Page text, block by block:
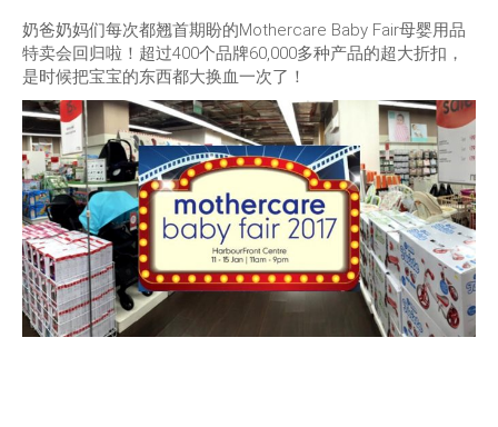
奶爸奶妈们每次都翘首期盼的Mothercare Baby Fair母婴用品
特卖会回归啦！超过400个品牌60,000多种产品的超大折扣，
是时候把宝宝的东西都大换血一次了！